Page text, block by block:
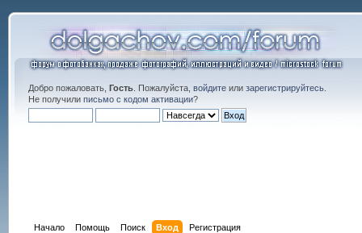
Добро пожаловать, Гость. Пожалуйста, войдитеили зарегистрируйтесь.
Не получили письмо с кодом активации?
Начало Помощь Поиск Вход Регистрация